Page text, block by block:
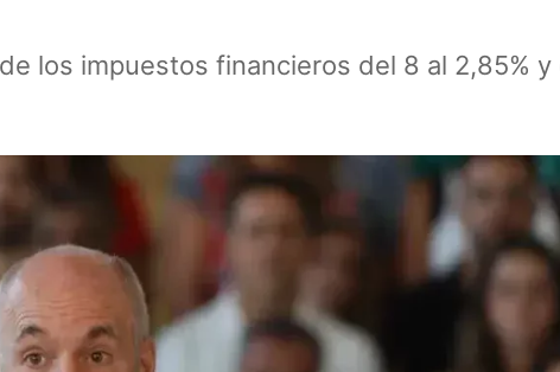
los impuestos financieros del 8 al 2,85% y